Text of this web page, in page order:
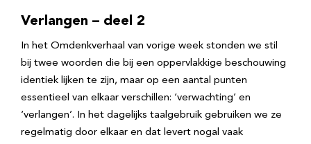
Verlangen – deel 2
In het Omdenkverhaal van vorige week stonden we stil
bij twee woorden die bij een oppervlakkige beschouwing
identiek lijken te zijn, maar op een aantal punten
essentieel van elkaar verschillen: ‘verwachting’ en
‘verlangen’. In het dagelijks taalgebruik gebruiken we ze
regelmatig door elkaar en dat levert nogal vaak